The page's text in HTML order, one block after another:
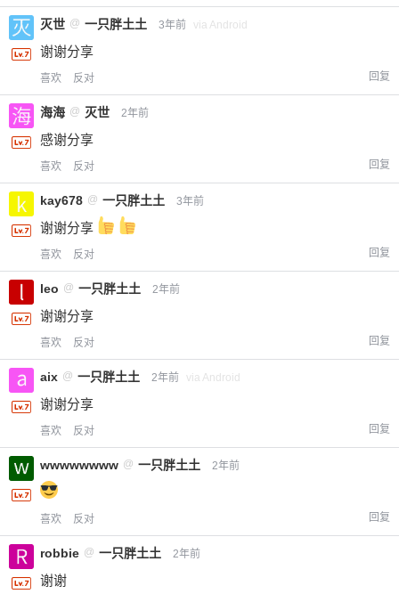
灭世 @ 一只胖土土 3年前 via Android
谢谢分享
喜欢 反对 回复
海海 @ 灭世 2年前
感谢分享
喜欢 反对 回复
kay678 @ 一只胖土土 3年前
谢谢分享
喜欢 反对 回复
leo @ 一只胖土土 2年前
谢谢分享
喜欢 反对 回复
aix @ 一只胖土土 2年前 via Android
谢谢分享
喜欢 反对 回复
wwwwwwww @ 一只胖土土 2年前
喜欢 反对 回复
robbie @ 一只胖土土 2年前
谢谢